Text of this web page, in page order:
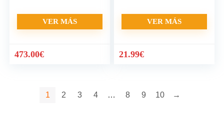
VER MÁS
473.00€
VER MÁS
21.99€
1 2 3 4 … 8 9 10 →